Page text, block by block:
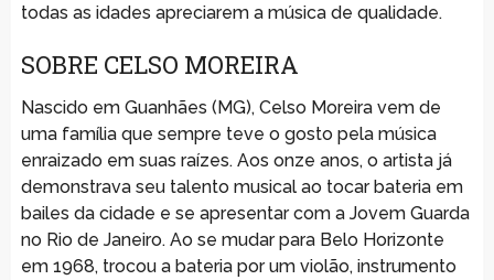
todas as idades apreciarem a música de qualidade.
SOBRE CELSO MOREIRA
Nascido em Guanhães (MG), Celso Moreira vem de
uma família que sempre teve o gosto pela música
enraizado em suas raízes. Aos onze anos, o artista já
demonstrava seu talento musical ao tocar bateria em
bailes da cidade e se apresentar com a Jovem Guarda
no Rio de Janeiro. Ao se mudar para Belo Horizonte
em 1968, trocou a bateria por um violão, instrumento